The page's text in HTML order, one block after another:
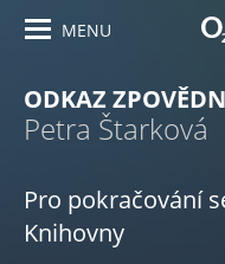
MENU
ODKAZ
Petra Štarková
Pro pokračování
Knihovny